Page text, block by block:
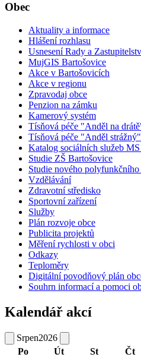
Obec
Aktuality a informace
Hlášení rozhlasu
Usnesení Rady a
MujGIS Bartošovice
Akce v Bartošovicích
Akce v regionu
Zpravodaj obce
Penzion na zámku
Kamerový systém
Tísňová péče "Anděl na
Tísňová péče "Anděl strážný"
Katalog sociálních služeb
Studie ZŠ Bartošovice
Studie nového polyfunkčního
Vzdělávání
Zdravotní středisko
Sportovní zařízení
Služby
Plán rozvoje obce
Publicita projektů
Měření rychlosti v obci
Odkazy
Teploměry
Digitální povodňový plán
Souhrn informací a pomoci
Kalendář akcí
Srpen2026
Po
Út St Čt